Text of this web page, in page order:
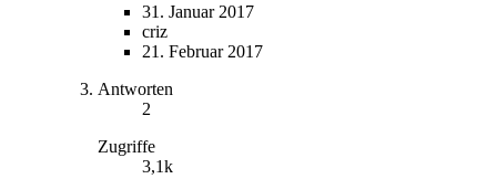
31. Januar 2017
criz
21. Februar 2017
Antworten
2
Zugriffe
3,1k